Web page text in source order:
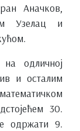
Аначков,
Узелац и
одличној
и осталим
30.
одржати 9.